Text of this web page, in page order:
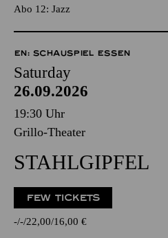
Abo 12: Jazz
EN: SCHAUSPIEL ESSEN
Saturday
26.09.2026
19:30 Uhr
Grillo-Theater
STAHLGIPFEL
FEW TICKETS
- - 22,00 16,00 €